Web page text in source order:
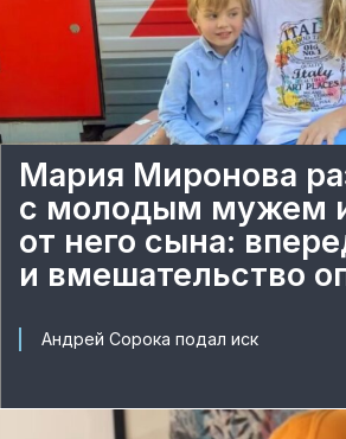
Мария Миронова
с молодым мужем
от него сына:
и вмешательство
Андрей Сорока подал иск